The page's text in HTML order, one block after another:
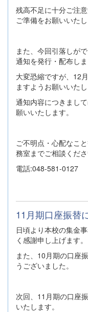
残高不足に十分ご注
ご準備をお願いいたし
また、今回引落しが
通知を発行・配布しま
大変恐縮ですが、12
ますようお願いいたし
通知内容につきまし
願いいたします。
ご不明点・心配なこ
務室までご相談くださ
電話:048-581-0127
11月期口座振替
日頃より本校の集金
く感謝申し上げます。
また、10月期の口座
うございました。
次回、11月期の口座
いたします。